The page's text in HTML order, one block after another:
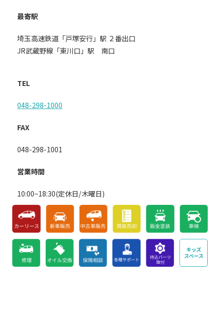
最寄駅
埼玉高速鉄道「戸塚安行」駅 ２番出口
JR武蔵野線「東川口」駅 南口
TEL
048-298-1000
FAX
048-298-1001
営業時間
10:00~18:30(定休日/木曜日)